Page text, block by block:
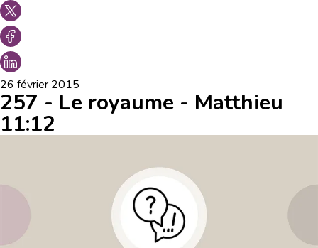
26 février 2015
257 - Le royaume - Matthieu
11:12